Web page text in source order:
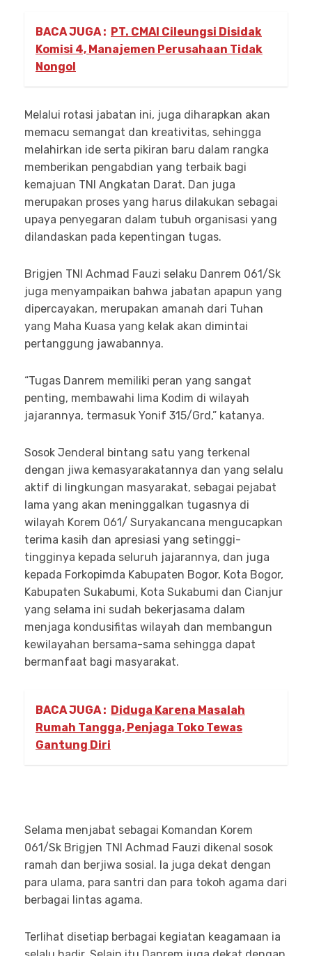
BACA JUGA : PT. CMAI Cileungsi Disidak
Komisi 4, Manajemen Perusahaan Tidak
Nongol
Melalui rotasi jabatan ini, juga diharapkan akan
memacu semangat dan kreativitas, sehingga
melahirkan ide serta pikiran baru dalam rangka
memberikan pengabdian yang terbaik bagi
kemajuan TNI Angkatan Darat. Dan juga
merupakan proses yang harus dilakukan sebagai
upaya penyegaran dalam tubuh organisasi yang
dilandaskan pada kepentingan tugas.
Brigjen TNI Achmad Fauzi selaku Danrem 061/Sk
juga menyampaikan bahwa jabatan apapun yang
dipercayakan, merupakan amanah dari Tuhan
yang Maha Kuasa yang kelak akan dimintai
pertanggung jawabannya.
“Tugas Danrem memiliki peran yang sangat
penting, membawahi lima Kodim di wilayah
jajarannya, termasuk Yonif 315/Grd,” katanya.
Sosok Jenderal bintang satu yang terkenal
dengan jiwa kemasyarakatannya dan yang selalu
aktif di lingkungan masyarakat, sebagai pejabat
lama yang akan meninggalkan tugasnya di
wilayah Korem 061/ Suryakancana mengucapkan
terima kasih dan apresiasi yang setinggi-
tingginya kepada seluruh jajarannya, dan juga
kepada Forkopimda Kabupaten Bogor, Kota Bogor,
Kabupaten Sukabumi, Kota Sukabumi dan Cianjur
yang selama ini sudah bekerjasama dalam
menjaga kondusifitas wilayah dan membangun
kewilayahan bersama-sama sehingga dapat
bermanfaat bagi masyarakat.
BACA JUGA : Diduga Karena Masalah
Rumah Tangga, Penjaga Toko Tewas
Gantung Diri
Selama menjabat sebagai Komandan Korem
061/Sk Brigjen TNI Achmad Fauzi dikenal sosok
ramah dan berjiwa sosial. Ia juga dekat dengan
para ulama, para santri dan para tokoh agama dari
berbagai lintas agama.
Terlihat disetiap berbagai kegiatan keagamaan ia